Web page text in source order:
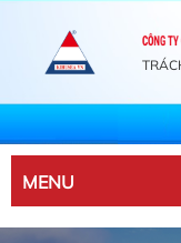
MENU